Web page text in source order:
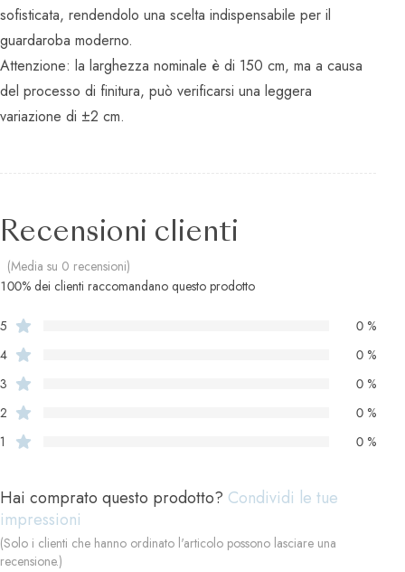
sofisticata, rendendolo una scelta indispensabile per il
guardaroba moderno.
Attenzione: la larghezza nominale è di 150 cm, ma a causa
del processo di finitura, può verificarsi una leggera
variazione di ±2 cm.
Recensioni clienti
(Media su 0 recensioni)
100% dei clienti raccomandano questo prodotto
5
0 %
4
0 %
3
0 %
2
0 %
1
0 %
Hai comprato questo prodotto? Condividi le tue
impressioni
(Solo i clienti che hanno ordinato l'articolo possono lasciare una
recensione.)